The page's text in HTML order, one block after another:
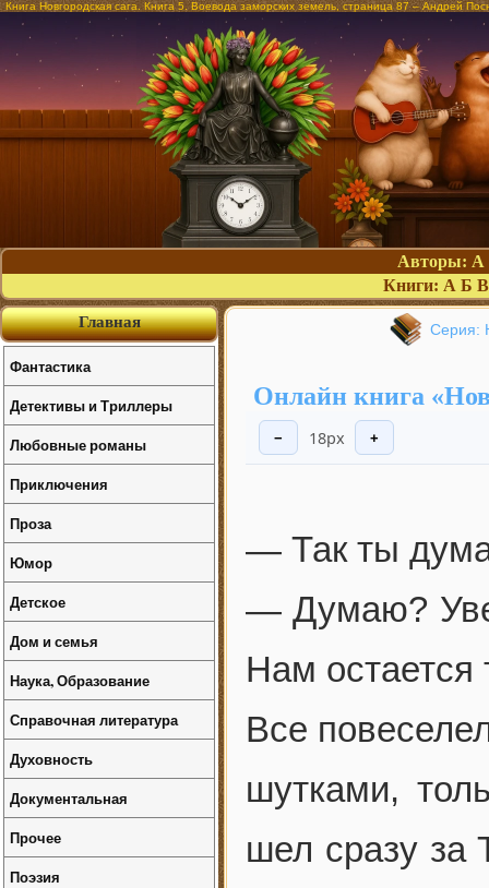
Книга Новгородская сага. Книга 5. Воевода заморских земель, страница 87 – Андрей
Авторы: А
Книги: А Б В
Серия:
Онлайн книга
− 18px +
— Так ты
— Думаю?
Нам остается
Все
шутками,
шел сразу за
Главная
Фантастика
Детективы и Триллеры
Любовные романы
Приключения
Проза
Юмор
Детское
Дом и семья
Наука, Образование
Справочная литература
Духовность
Документальная
Прочее
Поэзия